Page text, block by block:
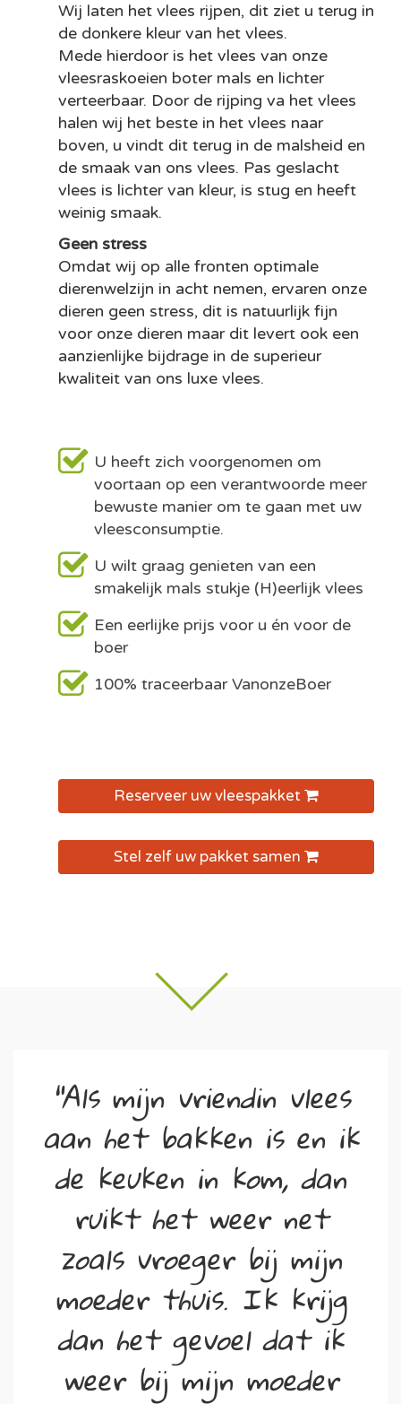
Wij laten het vlees rijpen, dit ziet u terug in
de donkere kleur van het vlees.
Mede hierdoor is het vlees van onze
vleesraskoeien boter mals en lichter
verteerbaar. Door de rijping va het vlees
halen wij het beste in het vlees naar
boven, u vindt dit terug in de malsheid en
de smaak van ons vlees. Pas geslacht
vlees is lichter van kleur, is stug en heeft
weinig smaak.
Geen stress
Omdat wij op alle fronten optimale
dierenwelzijn in acht nemen, ervaren onze
dieren geen stress, dit is natuurlijk fijn
voor onze dieren maar dit levert ook een
aanzienlijke bijdrage in de superieur
kwaliteit van ons luxe vlees.
U heeft zich voorgenomen om
voortaan op een verantwoorde meer
bewuste manier om te gaan met uw
vleesconsumptie.
U wilt graag genieten van een
smakelijk mals stukje (H)eerlijk vlees
Een eerlijke prijs voor u én voor de
boer
100% traceerbaar VanonzeBoer
Reserveer uw vleespakket
Stel zelf uw pakket samen
"Als mijn vriendin vlees
aan het bakken is en ik
de keuken in kom, dan
ruikt het weer net
zoals vroeger bij mijn
moeder thuis. Ik krijg
dan het gevoel dat ik
weer bij mijn moeder